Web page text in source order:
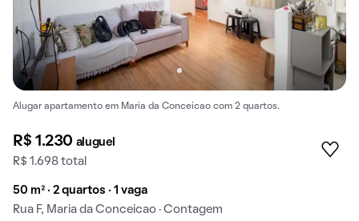
Alugar apartamento em Maria da Conceicao com 2 quartos.
R$ 1.230 aluguel
R$ 1.698 total
50 m² · 2 quartos · 1 vaga
Rua F, Maria da Conceicao · Contagem